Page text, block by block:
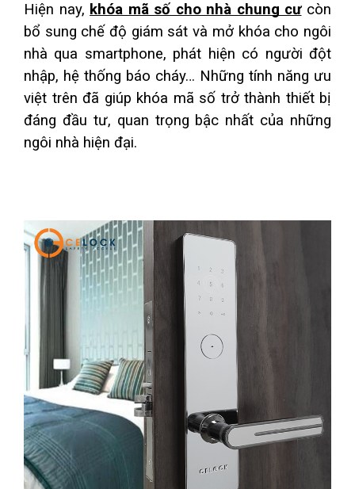
Phụ kiện
ĐẠI LÝ
CHÍNH SÁCH
LIÊN HỆ
Hiện nay, khóa mã số cho nhà chung cư còn
bổ sung chế độ giám sát và mở khóa cho ngôi
nhà qua smartphone, phát hiện có người đột
nhập, hệ thống báo cháy… Những tính năng ưu
việt trên đã giúp khóa mã số trở thành thiết bị
đáng đầu tư, quan trọng bậc nhất của những
ngôi nhà hiện đại.